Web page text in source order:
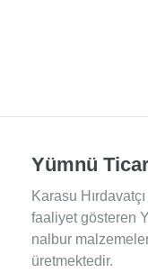
Yümnü
Karasu
faaliyet gösteren
nalbur
üretmektedir.